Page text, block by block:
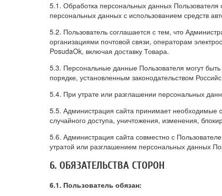
5.1. Обработка персональных данных
персональных данных с использованием средств
5.2. Пользователь соглашается с тем, что
организациями почтовой связи, операторам
PosudaOk, включая доставку Товара.
5.3. Персональные данные Пользователя могут
порядке, установленным законодательством
5.4. При утрате или разглашении персональных
5.5. Администрация сайта принимает необходимые
случайного доступа, уничтожения, изменения,
5.6. Администрация сайта совместно с
утратой или разглашением персональных данных
6. ОБЯЗАТЕЛЬСТВА СТОРОН
6.1. Пользователь обязан: